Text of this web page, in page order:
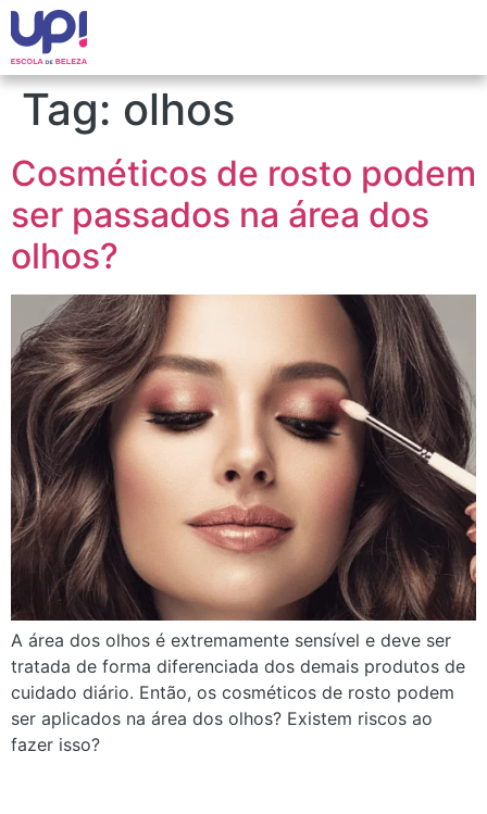
Tag: olhos
Cosméticos de rosto podem
ser passados na área dos
olhos?
A área dos olhos é extremamente sensível e deve ser
tratada de forma diferenciada dos demais produtos de
cuidado diário. Então, os cosméticos de rosto podem
ser aplicados na área dos olhos? Existem riscos ao
fazer isso?